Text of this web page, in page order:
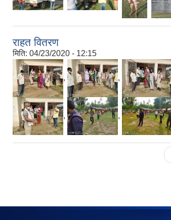
राहत वितरण
मिति: 04/23/2020 - 12:15
, ,
, ,